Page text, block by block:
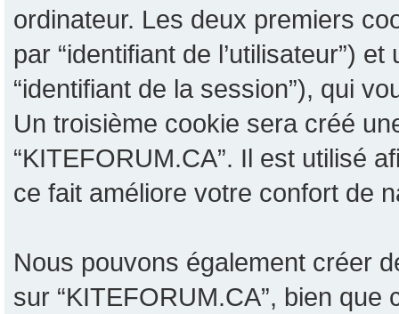
ordinateur. Les deux premiers
par “identifiant de l’utilisateur”)
“identifiant de la session”), qui
Un troisième cookie sera créé
“KITEFORUM.CA”. Il est utilisé
ce fait améliore votre confort de
Nous pouvons également créer
sur “KITEFORUM.CA”, bien